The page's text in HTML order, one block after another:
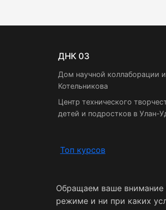
ДНК 03
Дом научной коллаборации
Котельникова
Центр технического
детей и подростков в Улан-
Топ курсов
Обращаем ваше внимание
режиме и ни при каких